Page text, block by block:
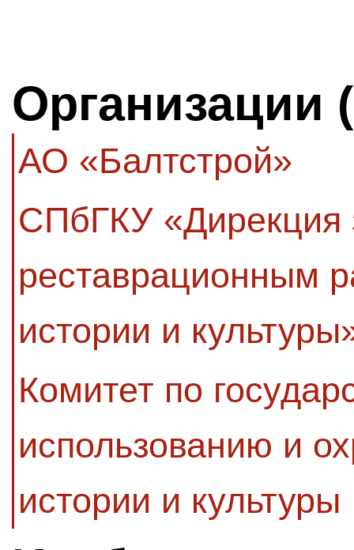
Организации
АО «Балтстрой»
СПбГКУ «Дирекция
реставрационным
истории и
Комитет по
использованию и
истории и культуры